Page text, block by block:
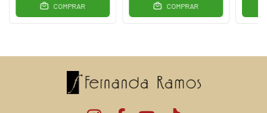
COMPRAR COMPRAR